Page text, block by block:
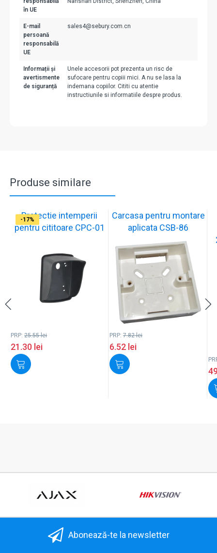
în UE
E-mail
persoană
responsabilă
UE
sales4@sebury.com.cn
Informații și
avertismente
de siguranță
Unele accesorii pot prezenta un risc de
sufocare pentru copiii mici. A nu se lasa la
indemana copiilor. Cititi cu atentie
instructiunile si informatiile despre produs.
Produse similare
-17%
Protectie intemperii
pentru cititoare CPC-01
PRP: 25.55lei
21.30 lei
-17%
Carcasa pentru montare
aplicata CSB-86
PRP: 7.82lei
6.52 lei
-17%
-17%
-17%
-17%
-17%
-17%
-17%
-17%
Abonează-te la newsletter